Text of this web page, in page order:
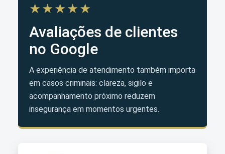
★★★★★
Avaliações de clientes
no Google
A experiência de atendimento também importa
em casos criminais: clareza, sigilo e
acompanhamento próximo reduzem
insegurança em momentos urgentes.